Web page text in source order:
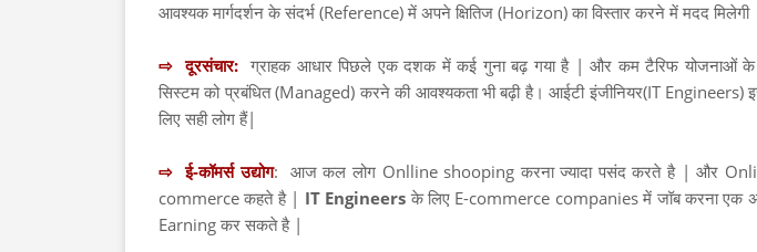
आवश्यक मार्गदर्शन के संदर्भ (Reference) में अपने क्षितिज (Horizon) का विस्तार करने में मदद मिलेगी
⇨ दूरसंचार: ग्राहक आधार पिछले एक दशक में कई गुना बढ़ गया है | और कम टैरिफ योजनाओं
सिस्टम को प्रबंधित (Managed) करने की आवश्यकता भी बढ़ी है। आईटी इंजीनियर(IT Engineers)
लिए सही लोग हैं|
⇨ ई-कॉमर्स उद्योग: आज कल लोग Onlline shooping करना ज्यादा पसंद करते है | और
commerce कहते है | IT Engineers के लिए E-commerce companies में जॉब करना एक
Earning कर सकते है |